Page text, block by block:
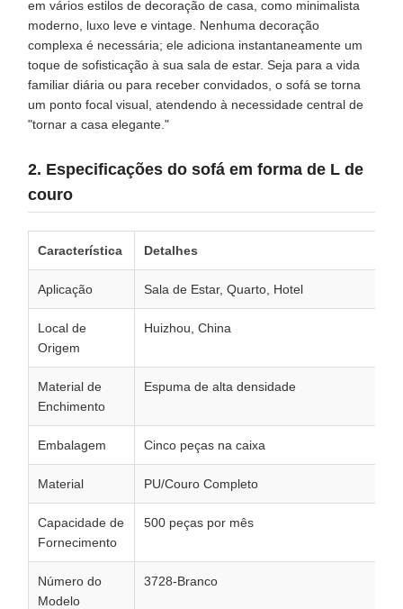
em vários estilos de decoração de casa, como minimalista
moderno, luxo leve e vintage. Nenhuma decoração
complexa é necessária; ele adiciona instantaneamente um
toque de sofisticação à sua sala de estar. Seja para a vida
familiar diária ou para receber convidados, o sofá se torna
um ponto focal visual, atendendo à necessidade central de
"tornar a casa elegante."
2. Especificações do sofá em forma de L de
couro
Característica Detalhes
Aplicação Sala de Estar, Quarto, Hotel
Local de
Origem
Huizhou, China
Material de
Enchimento
Espuma de alta densidade
Embalagem Cinco peças na caixa
Material PU/Couro Completo
Capacidade de
Fornecimento
500 peças por mês
Número do
Modelo
3728-Branco